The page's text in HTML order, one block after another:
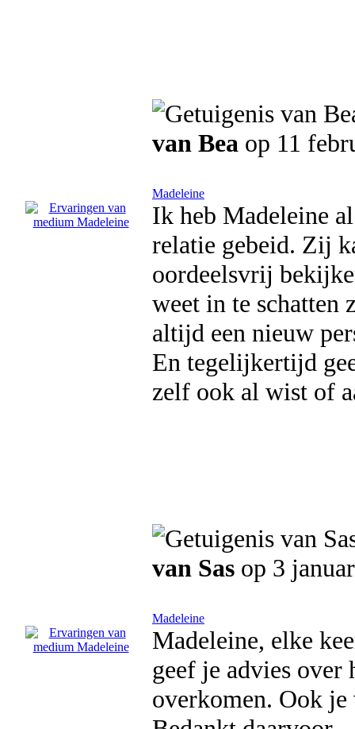
van Bea op 11
Madeleine
Ik heb Madeleine
relatie gebeid. Zij
oordeelsvrij
weet in te schatten
altijd een nieuw
En tegelijkertijd
zelf ook al wist of
van Sas op 3
Madeleine
Madeleine, elke
geef je advies over
overkomen. Ook